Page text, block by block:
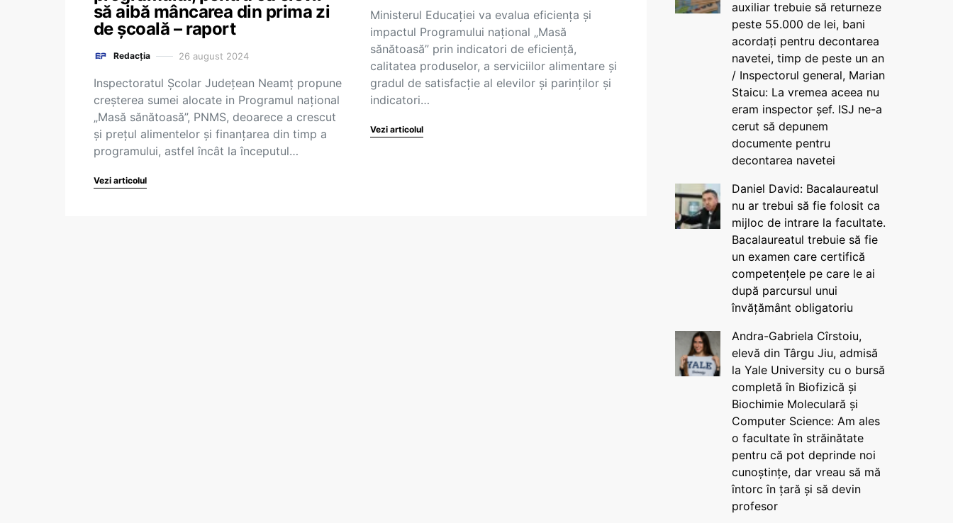
să aibă mâncarea din prima zi
de școală – raport
Redacția 26 august 2024
Inspectoratul Școlar Județean Neamț propune
creșterea sumei alocate in Programul național
„Masă sănătoasă”, PNMS, deoarece a crescut
și prețul alimentelor și finanțarea din timp a
programului, astfel încât la începutul…
Vezi articolul
Ministerul Educației va evalua eficiența și
impactul Programului național „Masă
sănătoasă” prin indicatori de eficiență,
calitatea produselor, a serviciilor alimentare și
gradul de satisfacție al elevilor și parinților și
indicatori…
Vezi articolul
auxiliar trebuie să returneze
peste 55.000 de lei, bani
acordați pentru decontarea
navetei, timp de peste un an
/ Inspectorul general, Marian
Staicu: La vremea aceea nu
eram inspector șef. ISJ ne-a
cerut să depunem
documente pentru
decontarea navetei
Daniel David: Bacalaureatul
nu ar trebui să fie folosit ca
mijloc de intrare la facultate.
Bacalaureatul trebuie să fie
un examen care certifică
competențele pe care le ai
după parcursul unui
învățământ obligatoriu
Andra-Gabriela Cîrstoiu,
elevă din Târgu Jiu, admisă
la Yale University cu o bursă
completă în Biofizică și
Biochimie Moleculară și
Computer Science: Am ales
o facultate în străinătate
pentru că pot deprinde noi
cunoștințe, dar vreau să mă
întorc în țară și să devin
profesor